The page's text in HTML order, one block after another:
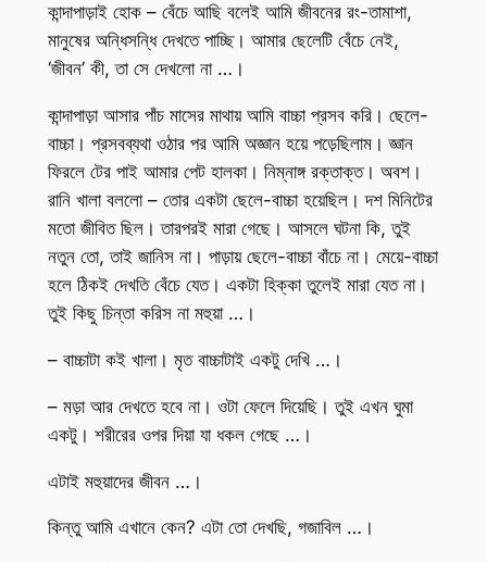
কান্দাপাড়াই হোক – বেঁচে আছি বলেই আমি জীবনের রং-তামাশা,
মানুষের অন্ধিসন্ধি দেখতে পাচ্ছি। আমার ছেলেটি বেঁচে নেই,
‘জীবন’ কী, তা সে দেখলো না …।
কান্দাপাড়া আসার পাঁচ মাসের মাথায় আমি বাচ্চা প্রসব করি। ছেলে-
বাচ্চা। প্রসবব্যথা ওঠার পর আমি অজ্ঞান হয়ে পড়েছিলাম। জ্ঞান
ফিরলে টের পাই আমার পেট হালকা। নিম্নাঙ্গ রক্তাক্ত। অবশ।
রানি খালা বললো – তোর একটা ছেলে-বাচ্চা হয়েছিল। দশ মিনিটের
মতো জীবিত ছিল। তারপরই মারা গেছে। আসলে ঘটনা কি, তুই
নতুন তো, তাই জানিস না। পাড়ায় ছেলে-বাচ্চা বাঁচে না। মেয়ে-বাচ্চা
হলে ঠিকই দেখতি বেঁচে যেত। একটা হিক্কা তুলেই মারা যেত না।
তুই কিছু চিন্তা করিস না মহুয়া …।
– বাচ্চাটা কই খালা। মৃত বাচ্চাটাই একটু দেখি …।
– মড়া আর দেখতে হবে না। ওটা ফেলে দিয়েছি। তুই এখন ঘুমা
একটু। শরীরের ওপর দিয়া যা ধকল গেছে …।
এটাই মহুয়াদের জীবন …।
কিন্তু আমি এখানে কেন? এটা তো দেখছি, গজাবিল …।